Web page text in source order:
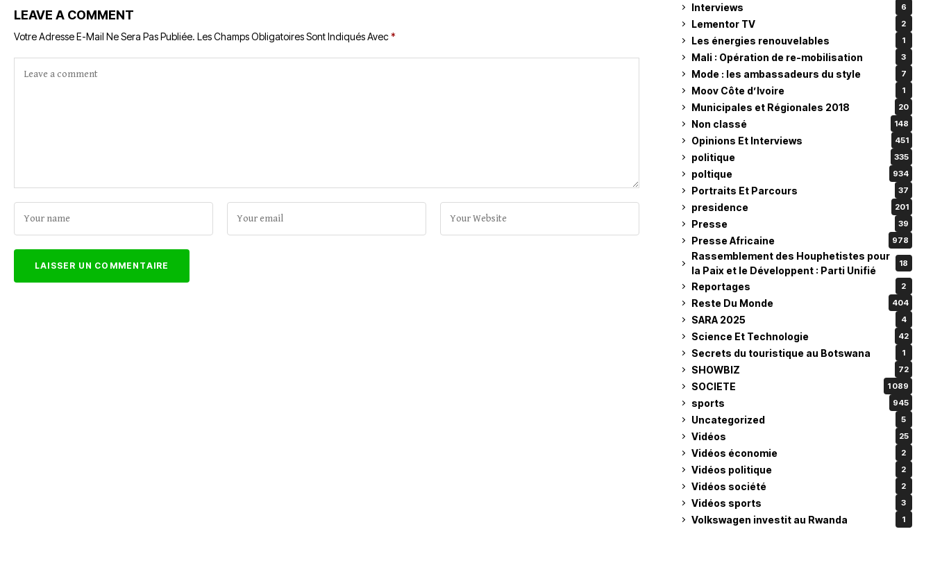
LEAVE A COMMENT
Votre Adresse E-Mail Ne Sera Pas Publiée. Les Champs Obligatoires Sont Indiqués Avec*
Interviews 6
Lementor TV 2
Les énergies renouvelables 1
Mali : Opération de re-mobilisation 3
Mode : les ambassadeurs du style 7
Moov Côte d’Ivoire 1
Municipales et Régionales 2018 20
Non classé 148
Opinions Et Interviews 451
politique 335
poltique 934
Portraits Et Parcours 37
presidence 201
Presse 39
Presse Africaine 978
Rassemblement des Houphetistes pour
la Paix et le Développent : Parti Unifié
18
Reportages 2
Reste Du Monde 404
SARA 2025 4
Science Et Technologie 42
Secrets du touristique au Botswana 1
SHOWBIZ 72
SOCIETE 1 089
sports 945
Uncategorized 5
Vidéos 25
Vidéos économie 2
Vidéos politique 2
Vidéos société 2
Vidéos sports 3
Volkswagen investit au Rwanda 1